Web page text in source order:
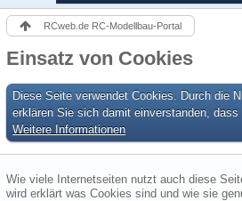
RCweb.de RC-Modellbau-Portal
Einsatz von Cookies
Diese Seite verwendet Cookies. Durch die
erklären Sie sich damit einverstanden,
Weitere Informationen
Wie viele Internetseiten nutzt auch diese
wird erklärt was Cookies sind und wie sie